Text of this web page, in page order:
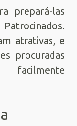
prepará-las
atrativas, e
procuradas